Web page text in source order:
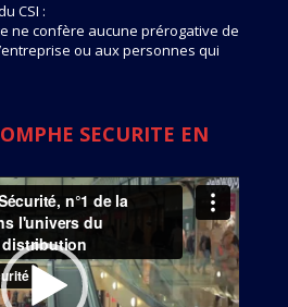
CSI :
ne confère aucune prérogative de
ou aux personnes qui
SECURITE EN